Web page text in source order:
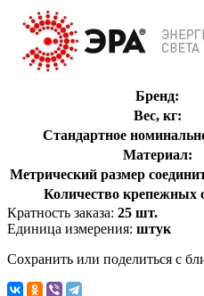
Бренд:
Вес, кг:
Стандартное
Материал:
Метрический размер
Количество крепежных
Кратность заказа: 25 шт.
Единица измерения: штук
Сохранить или поделиться с